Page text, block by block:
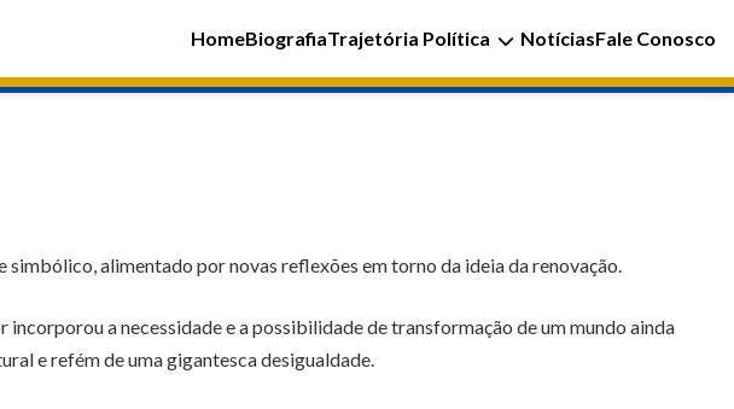
HomeBiografiaTrajetória Política NotíciasFale Conosco
alimentado por novas reflexões em torno da ideia da renovação.
a necessidade e a possibilidade de transformação de um mundo ainda
e refém de uma gigantesca desigualdade.